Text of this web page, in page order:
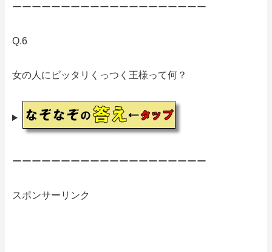
ーーーーーーーーーーーーーーーーーーーー
Q.6
女の人にピッタリくっつく王様って何？
ーーーーーーーーーーーーーーーーーーーー
スポンサーリンク